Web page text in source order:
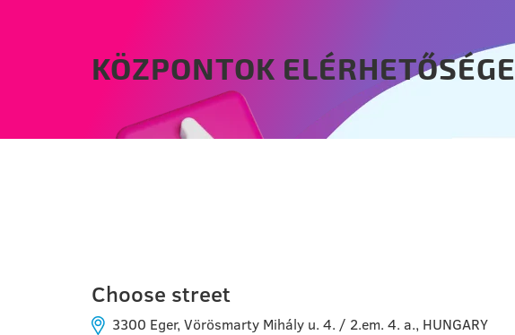
KÖZPONTOK ELÉRHETŐSÉGE
Choose street
3300 Eger, Vörösmarty Mihály u. 4. / 2.em. 4. a., HUNGARY